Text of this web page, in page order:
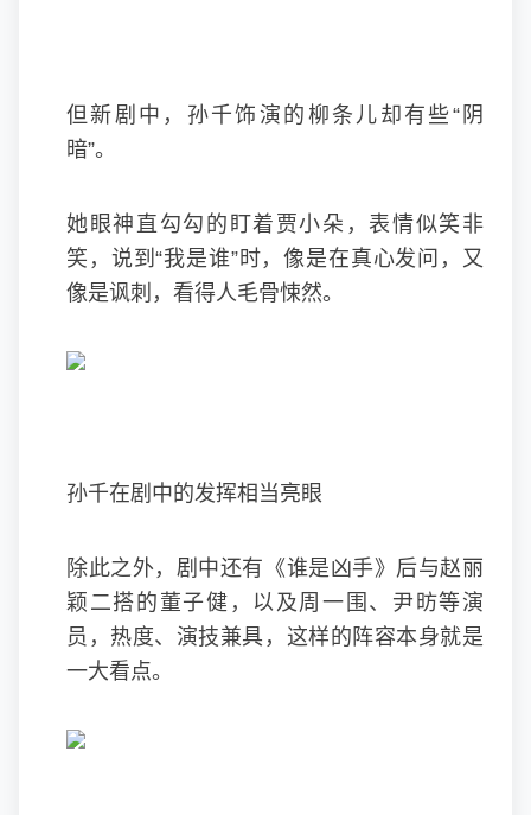
但新剧中，孙千饰演的柳条儿却有些“阴
暗”。
她眼神直勾勾的盯着贾小朵，表情似笑非
笑，说到“我是谁”时，像是在真心发问，又
像是讽刺，看得人毛骨悚然。
孙千在剧中的发挥相当亮眼
除此之外，剧中还有《谁是凶手》后与赵丽
颖二搭的董子健，以及周一围、尹昉等演
员，热度、演技兼具，这样的阵容本身就是
一大看点。